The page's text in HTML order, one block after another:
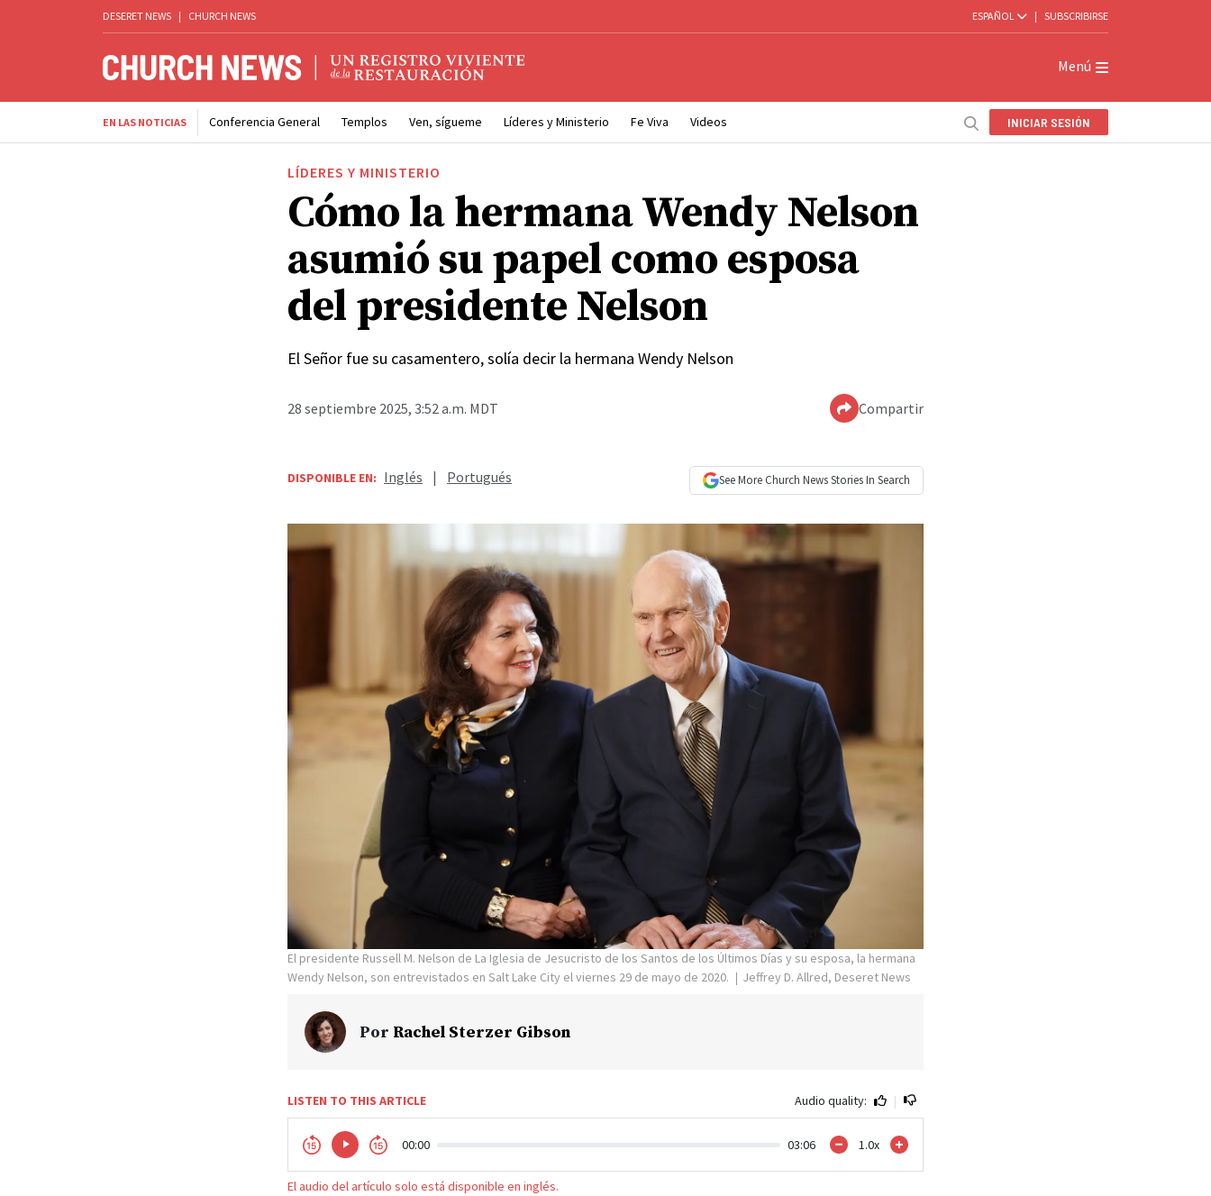
DESERET NEWS | CHURCH NEWS ESPAÑOL | SUBSCRIBIRSE
Menú
EN LAS NOTICIAS Conferencia General Templos Ven, sígueme Líderes y Ministerio Fe Viva Videos INICIAR SESIÓN
LÍDERES Y MINISTERIO
Cómo la hermana Wendy Nelson
asumió su papel como esposa
del presidente Nelson
El Señor fue su casamentero, solía decir la hermana Wendy Nelson
28 septiembre 2025, 3:52 a.m. MDT Compartir
DISPONIBLE EN: Inglés | Portugués See More Church NewsStories In Search
El presidente Russell M. Nelson de La Iglesia de Jesucristo de los Santos de los Últimos Días y su esposa, la hermana
Wendy Nelson, son entrevistados en Salt Lake City el viernes 29 de mayo de 2020.
Jeffrey D. Allred, Deseret News
Por Rachel Sterzer Gibson
LISTEN TO THIS ARTICLE Audio quality: |
00:00 03:06 1.0x
El audio del artículo solo está disponible en inglés.